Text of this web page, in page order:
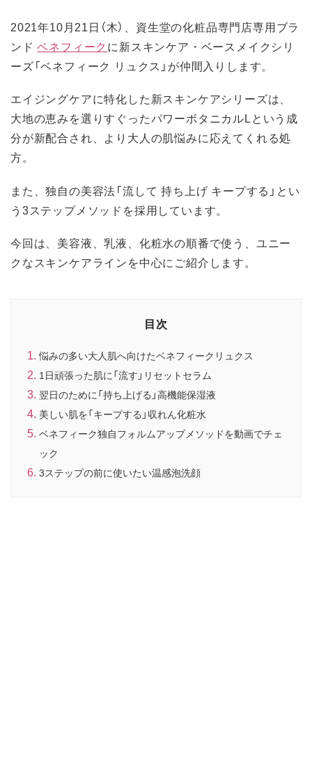
2021年10月21日（木）、資生堂の化粧品専門店専用ブラ
ンドベネフィーク に新スキンケア・ベースメイクシリ
ーズ「ベネフィーク リュクス」が仲間入りします。
エイジングケアに特化した新スキンケアシリーズは、
大地の恵みを選りすぐったパワーボタニカルLという成
分が新配合され、より大人の肌悩みに応えてくれる処
方。
また、独自の美容法「流して 持ち上げ キープする」とい
う3ステップメソッドを採用しています。
今回は、美容液、乳液、化粧水の順番で使う、ユニー
クなスキンケアラインを中心にご紹介します。
目次
悩みの多い大人肌へ向けたベネフィークリュクス
1日頑張った肌に「流す」リセットセラム
翌日のために「持ち上げる」高機能保湿液
美しい肌を「キープする」収れん化粧水
ベネフィーク独自フォルムアップメソッドを動画でチェ
ック
3ステップの前に使いたい温感泡洗顔